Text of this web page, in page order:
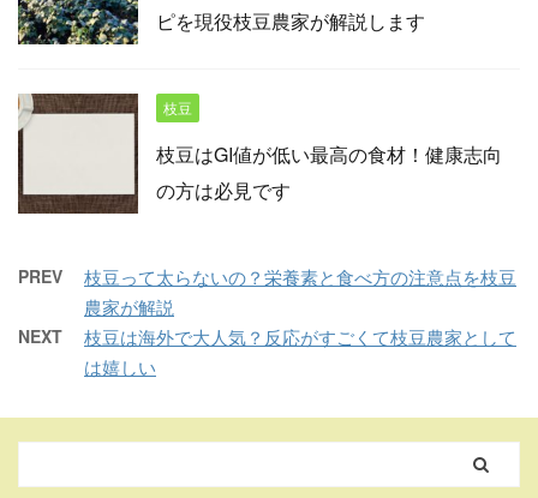
ピを現役枝豆農家が解説します
枝豆
枝豆はGI値が低い最高の食材！健康志向
の方は必見です
PREV
枝豆って太らないの？栄養素と食べ方の注意点を枝豆
農家が解説
NEXT
枝豆は海外で大人気？反応がすごくて枝豆農家として
は嬉しい